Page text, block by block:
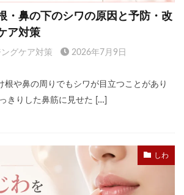
・鼻の下のシワの原因と予防・改
ア対策
グケア対策 2026年7月9日
根や鼻の周りでもシワが目立つことがあり
きりした鼻筋に見せた […]
しわ